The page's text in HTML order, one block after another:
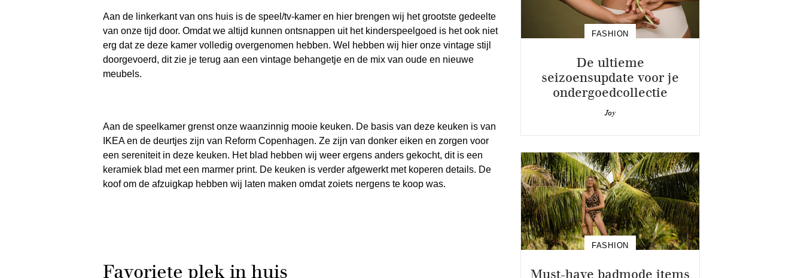
Aan de linkerkant van ons huis is de speel/tv-kamer en hier brengen wij het grootste gedeelte
van onze tijd door. Omdat we altijd kunnen ontsnappen uit het kinderspeelgoed is het ook niet
erg dat ze deze kamer volledig overgenomen hebben. Wel hebben wij hier onze vintage stijl
doorgevoerd, dit zie je terug aan een vintage behangetje en de mix van oude en nieuwe
meubels.
Aan de speelkamer grenst onze waanzinnig mooie keuken. De basis van deze keuken is van
IKEA en de deurtjes zijn van Reform Copenhagen. Ze zijn van donker eiken en zorgen voor
een sereniteit in deze keuken. Het blad hebben wij weer ergens anders gekocht, dit is een
keramiek blad met een marmer print. De keuken is verder afgewerkt met koperen details. De
koof om de afzuigkap hebben wij laten maken omdat zoiets nergens te koop was.
Favoriete plek in huis
FASHION
De ultieme
seizoensupdate voor je
ondergoedcollectie
Joy
FASHION
Must-have badmode items